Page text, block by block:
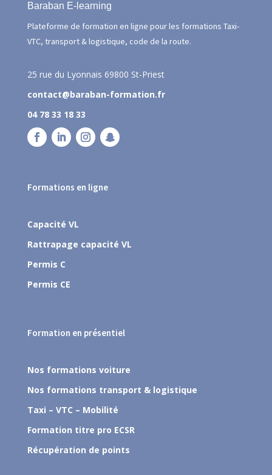
Baraban E-learning
Plateforme de formation en ligne pour les formations Taxi-
VTC, transport & logistique, code de la route.
25 rue du Lyonnais 69800 St-Priest
contact@baraban-formation.fr
04 78 33 18 33
Formations en ligne
Capacité VL
Rattrapage capacité VL
Permis C
Permis CE
Formation en présentiel
Nos formations voiture
Nos formations transport & logistique
Taxi – VTC – Mobilité
Formation titre pro ECSR
Récupération de points